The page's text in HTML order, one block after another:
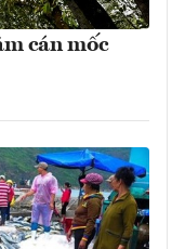
cán mốc